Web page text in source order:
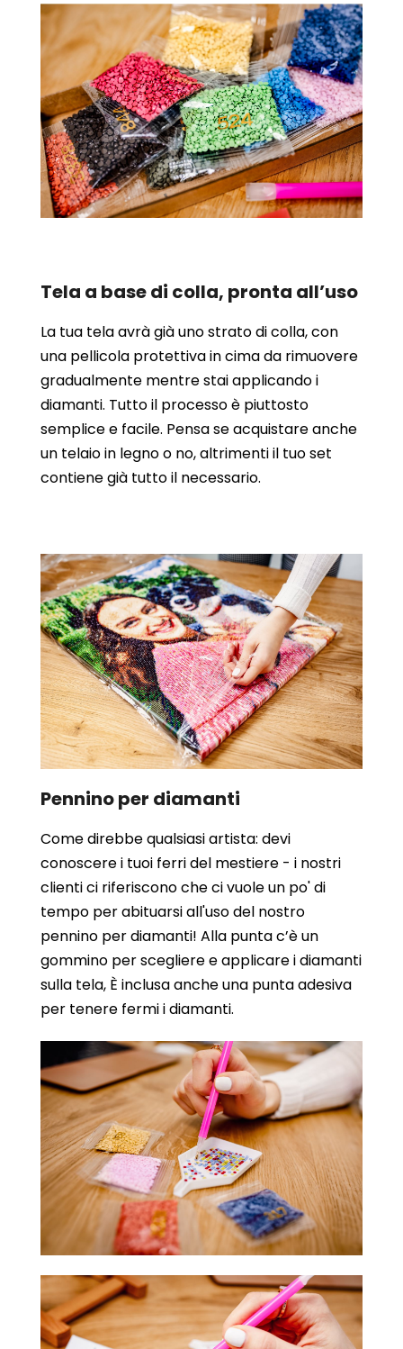
Tela a base di colla, pronta all’uso
La tua tela avrà già uno strato di colla, con
una pellicola protettiva in cima da rimuovere
gradualmente mentre stai applicando i
diamanti. Tutto il processo è piuttosto
semplice e facile. Pensa se acquistare anche
un telaio in legno o no, altrimenti il tuo set
contiene già tutto il necessario.
Pennino per diamanti
Come direbbe qualsiasi artista: devi
conoscere i tuoi ferri del mestiere - i nostri
clienti ci riferiscono che ci vuole un po' di
tempo per abituarsi all'uso del nostro
pennino per diamanti! Alla punta c’è un
gommino per scegliere e applicare i diamanti
sulla tela, È inclusa anche una punta adesiva
per tenere fermi i diamanti.